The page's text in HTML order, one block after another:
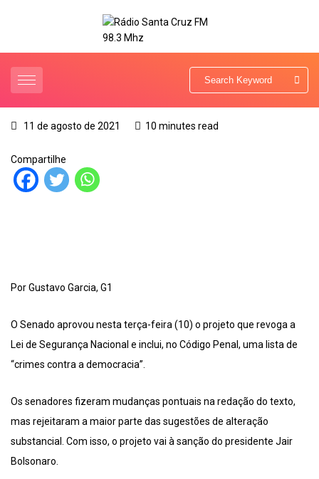
11 de agosto de 2021 10 minutes read
Compartilhe
Por Gustavo Garcia, G1
O Senado aprovou nesta terça-feira (10) o projeto que revoga a
Lei de Segurança Nacional e inclui, no Código Penal, uma lista de
“crimes contra a democracia”.
Os senadores fizeram mudanças pontuais na redação do texto,
mas rejeitaram a maior parte das sugestões de alteração
substancial. Com isso, o projeto vai à sanção do presidente Jair
Bolsonaro.